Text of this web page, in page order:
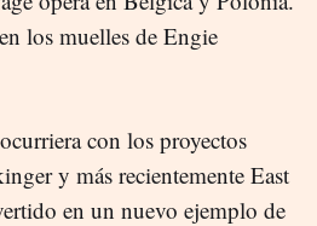
los muelles de Engie
con los proyectos
y más recientemente East
en un nuevo ejemplo de